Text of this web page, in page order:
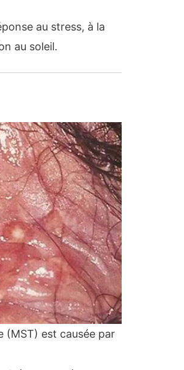
au stress, à la
au soleil.
(MST) est causée par